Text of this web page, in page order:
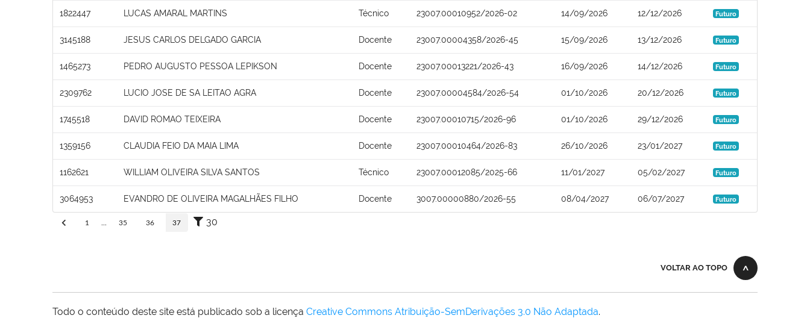
1822447 LUCAS AMARAL MARTINS Técnico 23007.00010952/2026-02 14/09/2026 12/12/2026 Futuro
3145188 JESUS CARLOS DELGADO GARCIA Docente 23007.00004358/2026-45 15/09/2026 13/12/2026 Futuro
1465273 PEDRO AUGUSTO PESSOA LEPIKSON Docente 23007.00013221/2026-43 16/09/2026 14/12/2026 Futuro
2309762 LUCIO JOSE DE SA LEITAO AGRA Docente 23007.00004584/2026-54 01/10/2026 20/12/2026 Futuro
1745518 DAVID ROMAO TEIXEIRA Docente 23007.00010715/2026-96 01/10/2026 29/12/2026 Futuro
1359156 CLAUDIA FEIO DA MAIA LIMA Docente 23007.00010464/2026-83 26/10/2026 23/01/2027 Futuro
1162621 WILLIAM OLIVEIRA SILVA SANTOS Técnico 23007.00012085/2025-66 11/01/2027 05/02/2027 Futuro
3064953 EVANDRO DE OLIVEIRA MAGALHÃES FILHO Docente 3007.00000880/2026-55 08/04/2027 06/07/2027 Futuro
1 35 36 37 30
VOLTAR AO TOPO
Todo o conteúdo deste site está publicado sob a licença Creative Commons Atribuição-SemDerivações 3.0 Não Adaptada.